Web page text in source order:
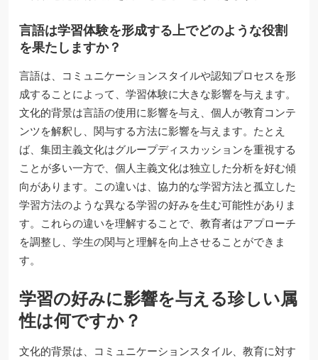
言語は学習体験を形成する上でどのような役割
を果たしますか？
言語は、コミュニケーションスタイルや認知プロセスを形
成することによって、学習体験に大きな影響を与えます。
文化的背景は言語の使用に影響を与え、個人が教育コンテ
ンツを解釈し、関与する方法に影響を与えます。たとえ
ば、集団主義文化はグループディスカッションを重視する
ことが多い一方で、個人主義文化は独立した分析を好む傾
向があります。この違いは、協力的な学習方法と孤立した
学習方法のような異なる学習の好みを生む可能性がありま
す。これらの違いを理解することで、教育者はアプローチ
を調整し、学生の関与と理解を向上させることができま
す。
学習の好みに影響を与える珍しい属
性は何ですか？
文化的背景は、コミュニケーションスタイル、教育に対す